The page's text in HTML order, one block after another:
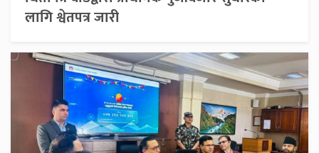
लागि श्वेतपत्र जारी